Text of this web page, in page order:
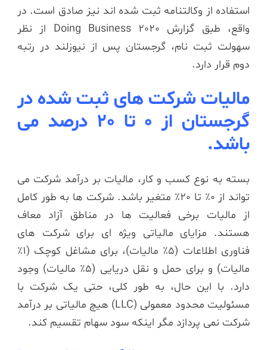
استفاده از وکالتنامه ثبت شده اند نیز صادق است. در
واقع، طبق گزارش Doing Business 2020 از نظر
سهولت ثبت نام، گرجستان پس از نیوزلند در رتبه
دوم قرار دارد.
مالیات شرکت های ثبت شده در
گرجستان از 0 تا 20 درصد می
باشد.
بسته به نوع کسب و کار، مالیات بر درآمد شرکت می
تواند از 0٪ تا 20٪ متغیر باشد. شرکت ها به طور کامل
از مالیات برخی فعالیت ها در مناطق آزاد معاف
هستند. مزایای مالیاتی ویژه ای برای شرکت های
فناوری اطلاعات (5٪ مالیات)، برای مشاغل کوچک (1٪
مالیات) و برای حمل و نقل دریایی (5٪ مالیات) وجود
دارد. با این حال، به طور کلی، حتی یک شرکت با
مسئولیت محدود معمولی (LLC) هیچ مالیاتی بر درآمد
شرکت نمی پردازد مگر اینکه سود سهام تقسیم کند.